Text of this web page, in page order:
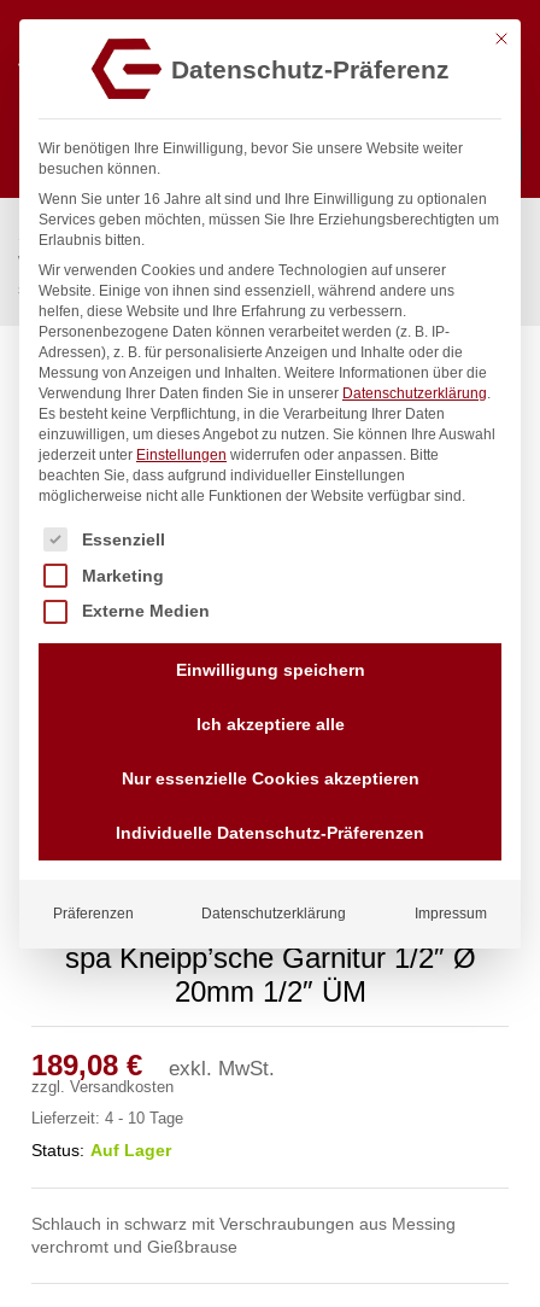
Suchen
Start / Gastronomiebedarf & Gastro Geräte für Profis
Wassertechnik
Wellnes
spa Kneipp’sche Garnitur 1/2″ Ø 20mm 1/2″ ÜM
spa Kneipp’sche Garnitur 1/2″ Ø
20mm 1/2″ ÜM
189,08€ exkl. MwSt.
zzgl.Versandkosten
Lieferzeit:4 - 10 Tage
Status: Auf Lager
Schlauch in schwarz mit Verschraubungen aus Messing
verchromt und Gießbrause
Mit
Datenschutz-Präferenz
Wir benötigen Ihre Einwilligung, bevor Sie unsere Website weiter
besuchen können.
Wenn Sie unter 16 Jahre alt sind und Ihre Einwilligung zu optionalen
Services geben möchten, müssen Sie Ihre Erziehungsberechtigten um
Erlaubnis bitten.
Wir verwenden Cookies und andere Technologien auf unserer
Website. Einige von ihnen sind essenziell, während andere uns
helfen, diese Website und Ihre Erfahrung zu verbessern.
Personenbezogene Daten können verarbeitet werden (z. B. IP-
Adressen), z. B. für personalisierte Anzeigen und Inhalte oder die
Messung von Anzeigen und Inhalten. Weitere Informationen über die
Verwendung Ihrer Daten finden Sie in unserer Datenschutzerklärung.
Es besteht keine Verpflichtung, in die Verarbeitung Ihrer Daten
einzuwilligen, um dieses Angebot zu nutzen. Sie können Ihre Auswahl
jederzeit unter Einstellungen widerrufen oder anpassen. Bitte
beachten Sie, dass aufgrund individueller Einstellungen
möglicherweise nicht alle Funktionen der Website verfügbar sind.
Es folgt eine Liste der Service-Gruppen, für die eine
Essenziell
Marketing
Externe Medien
Einwilligung speichern
Ich akzeptiere alle
Nur essenzielle Cookies akzeptieren
Individuelle Datenschutz-Präferenzen
Präferenzen Datenschutzerklärung Impressum